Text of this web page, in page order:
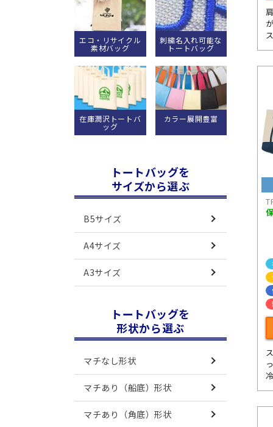
エコ・リサイクル
素材バッグ
刺繍名入れ可能な
トートバッグ
在庫潤沢トートバ
ッグ
カラー展開豊富
トートバッグを
サイズから選ぶ
B5サイズ
A4サイズ
A3サイズ
トートバッグを
形状から選ぶ
マチなし形状
マチあり（船底）形状
マチあり（角底）形状